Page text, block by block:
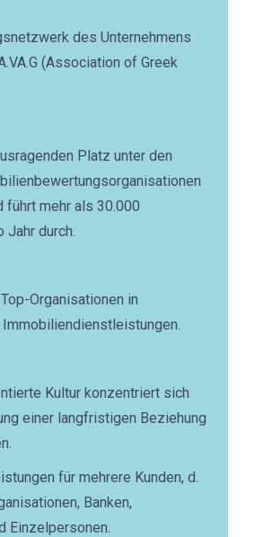
des Unternehmens
(Association of Greek
Platz unter den
führt mehr als 30.000
Jahr durch.
Organisationen in
Immobiliendienstleistungen.
Kultur konzentriert sich
einer langfristigen Beziehung
für mehrere Kunden, d.
Banken,
Einzelpersonen.